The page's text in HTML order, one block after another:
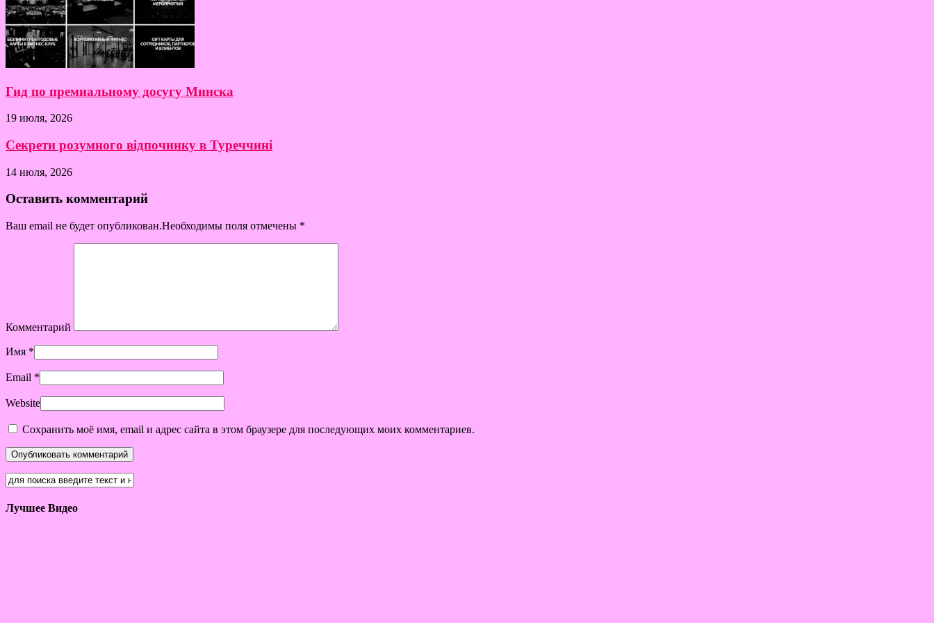
Гид по премиальному досугу Минска
19 июля, 2026
Секрети розумного відпочинку в Туреччині
14 июля, 2026
Оставить комментарий
Ваш email не будет опубликован.Необходимы поля отмечены *
Комментарий
Имя *
Email *
Website
Сохранить моё имя, email и адрес сайта в этом браузере для последующих моих комментариев.
Лучшее Видео